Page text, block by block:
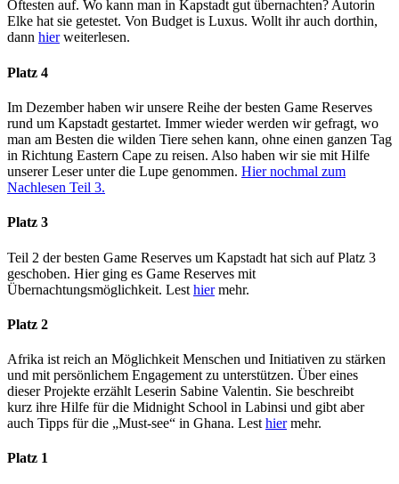
Öftesten auf. Wo kann man in Kapstadt gut übernachten? Autorin
Elke hat sie getestet. Von Budget is Luxus. Wollt ihr auch dorthin,
dann hierweiterlesen.
Platz 4
Im Dezember haben wir unsere Reihe der besten Game Reserves
rund um Kapstadt gestartet. Immer wieder werden wir gefragt, wo
man am Besten die wilden Tiere sehen kann, ohne einen ganzen Tag
in Richtung Eastern Cape zu reisen. Also haben wir sie mit Hilfe
unserer Leser unter die Lupe genommen. Hier nochmal zum
Nachlesen Teil 3.
Platz 3
Teil 2 der besten Game Reserves um Kapstadt hat sich auf Platz 3
geschoben. Hier ging es Game Reserves mit
Übernachtungsmöglichkeit. Lest hiermehr.
Platz 2
Afrika ist reich an Möglichkeit Menschen und Initiativen zu stärken
und mit persönlichem Engagement zu unterstützen. Über eines
dieser Projekte erzählt Leserin Sabine Valentin. Sie beschreibt
kurz ihre Hilfe für die Midnight School in Labinsi und gibt aber
auch Tipps für die „Must-see“ in Ghana. Lest hiermehr.
Platz 1